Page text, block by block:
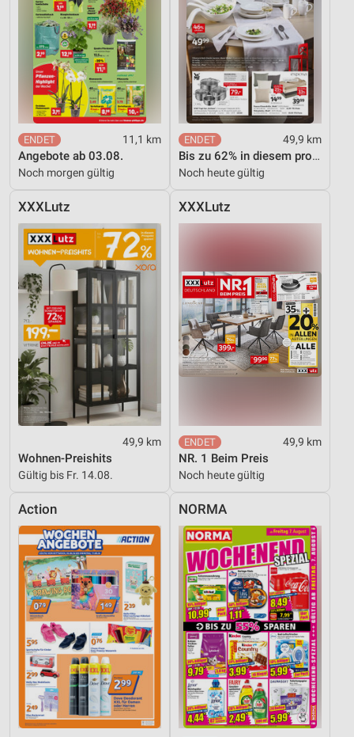
11,1 km
Angebote ab 03.08.
Noch morgen gültig
49,9 km
Bis zu 62% in diesem prospekt
Noch heute gültig
XXXLutz
49,9 km
Wohnen-Preishits
Gültig bis Fr. 14.08.
XXXLutz
49,9 km
NR. 1 Beim Preis
Noch heute gültig
Action NORMA